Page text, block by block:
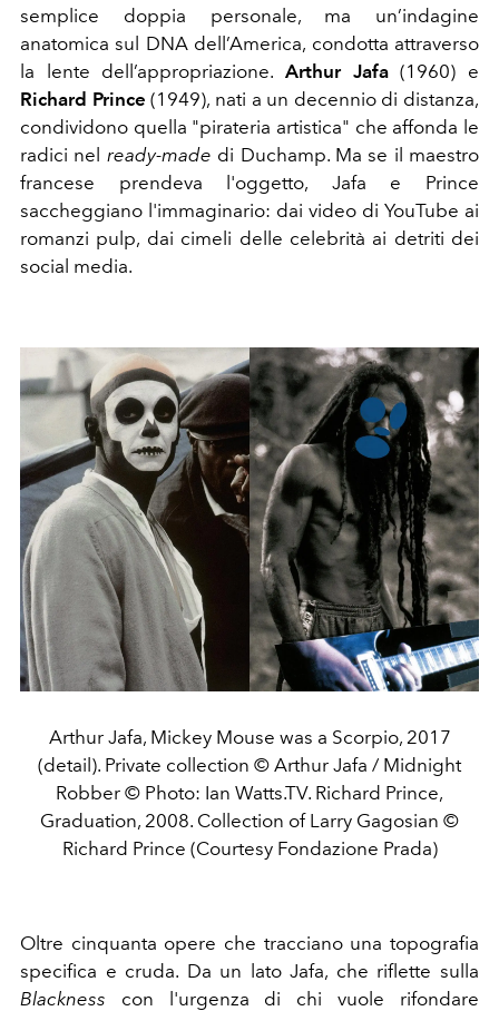
semplice doppia personale, ma un’indagine
anatomica sul DNA dell’America, condotta attraverso
la lente dell’appropriazione. Arthur Jafa(1960) e
Richard Prince (1949), nati a un decennio di distanza,
condividono quella "pirateria artistica" che affonda le
radici nel ready-made di Duchamp. Ma se il maestro
francese prendeva l'oggetto, Jafa e Prince
saccheggiano l'immaginario: dai video di YouTube ai
romanzi pulp, dai cimeli delle celebrità ai detriti dei
social media.
Arthur Jafa, Mickey Mouse was a Scorpio, 2017
(detail). Private collection © Arthur Jafa / Midnight
Robber © Photo: Ian Watts.TV. Richard Prince,
Graduation, 2008. Collection of Larry Gagosian ©
Richard Prince (Courtesy Fondazione Prada)
Oltre cinquanta opere che tracciano una topografia
specifica e cruda. Da un lato Jafa, che riflette sulla
Blackness con l'urgenza di chi vuole rifondare